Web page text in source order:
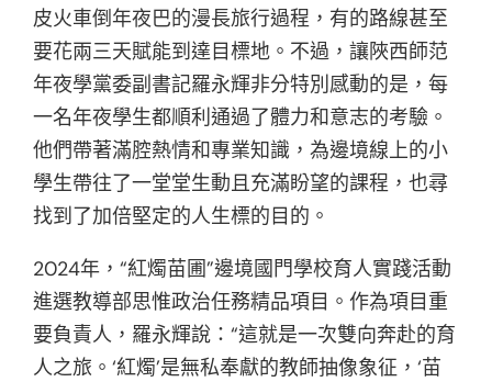
皮火車倒年夜巴的漫長旅行過程，有的路線甚至
要花兩三天賦能到達目標地。不過，讓陜西師范
年夜學黨委副書記羅永輝非分特別感動的是，每
一名年夜學生都順利通過了體力和意志的考驗。
他們帶著滿腔熱情和專業知識，為邊境線上的小
學生帶往了一堂堂生動且充滿盼望的課程，也尋
找到了加倍堅定的人生標的目的。
2024年，“紅燭苗圃”邊境國門學校育人實踐活動
進選教導部思惟政治任務精品項目。作為項目重
要負責人，羅永輝說：“這就是一次雙向奔赴的育
人之旅。‘紅燭’是無私奉獻的教師抽像象征，‘苗